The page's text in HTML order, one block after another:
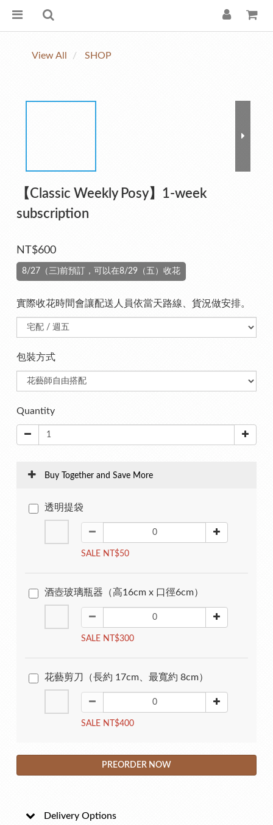
View All SHOP
【Classic Weekly Posy】1-week
subscription
NT$600
8/27（三)前預訂，可以在8/29（五）收花
實際收花時間會讓配送人員依當天路線、貨況做安排。
包裝方式
Quantity
Buy Together and Save More
透明提袋
SALE NT$50
酒壺玻璃瓶器（高16cm x 口徑6cm）
SALE NT$300
花藝剪刀（長約 17cm、最寬約 8cm）
SALE NT$400
PREORDER NOW
Delivery Options